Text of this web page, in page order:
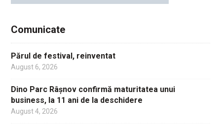
Comunicate
Părul de festival, reinventat
August 6, 2026
Dino Parc Râșnov confirmă maturitatea unui
business, la 11 ani de la deschidere
August 4, 2026